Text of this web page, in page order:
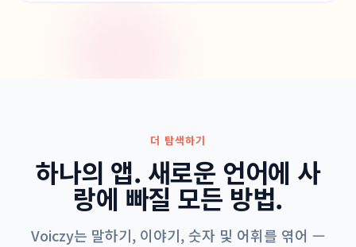
더 탐색하기
하나의 앱. 새로운 언어에 사
랑에 빠질 모든 방법.
Voiczy는 말하기, 이야기, 숫자 및 어휘를 엮어 —